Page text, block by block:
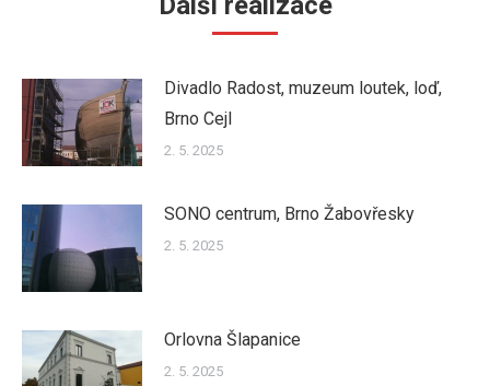
Divadlo Radost, muzeum loutek, loď,
Brno Cejl
2. 5. 2025
SONO centrum, Brno Žabovřesky
2. 5. 2025
Orlovna Šlapanice
2. 5. 2025